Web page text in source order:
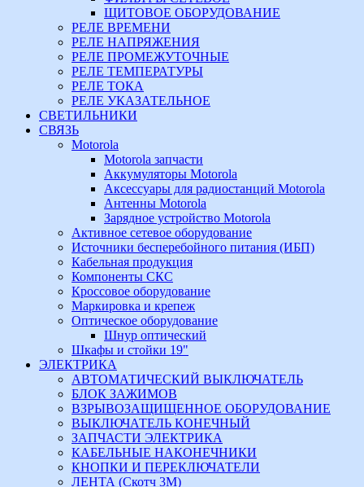
ЩИТОВОЕ ОБОРУДОВАНИЕ
РЕЛЕ ВРЕМЕНИ
РЕЛЕ НАПРЯЖЕНИЯ
РЕЛЕ ПРОМЕЖУТОЧНЫЕ
РЕЛЕ ТЕМПЕРАТУРЫ
РЕЛЕ ТОКА
РЕЛЕ УКАЗАТЕЛЬНОЕ
СВЕТИЛЬНИКИ
СВЯЗЬ
Motorola
Motorola запчасти
Аккумуляторы Motorola
Аксессуары для радиостанций Motorola
Антенны Motorola
Зарядное устройство Motorola
Активное сетевое оборудование
Источники бесперебойного питания (ИБП)
Кабельная продукция
Компоненты СКС
Кроссовое оборудование
Маркировка и крепеж
Оптическое оборудование
Шнур оптический
Шкафы и стойки 19"
ЭЛЕКТРИКА
АВТОМАТИЧЕСКИЙ ВЫКЛЮЧАТЕЛЬ
БЛОК ЗАЖИМОВ
ВЗРЫВОЗАЩИЩЕННОЕ ОБОРУДОВАНИЕ
ВЫКЛЮЧАТЕЛЬ КОНЕЧНЫЙ
ЗАПЧАСТИ ЭЛЕКТРИКА
КАБЕЛЬНЫЕ НАКОНЕЧНИКИ
КНОПКИ И ПЕРЕКЛЮЧАТЕЛИ
ЛЕНТА (Скотч 3М)